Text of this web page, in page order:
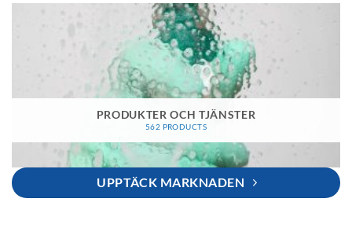
PRODUKTER OCH TJÄNSTER
562 PRODUCTS
UPPTÄCK MARKNADEN